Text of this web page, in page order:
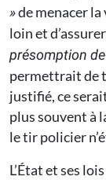
»de menacer la
loin et
présomption
permettrait de
justifié, ce
plus souvent à
le tir policier
L’État et ses